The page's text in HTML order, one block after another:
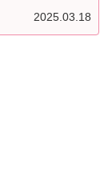
2025.03.18